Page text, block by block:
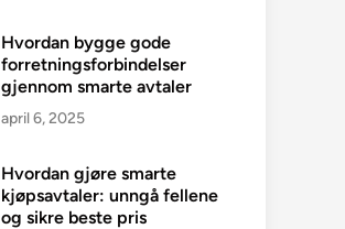
Hvordan bygge gode
forretningsforbindelser
gjennom smarte avtaler
april 6, 2025
Hvordan gjøre smarte
kjøpsavtaler: unngå fellene
og sikre beste pris